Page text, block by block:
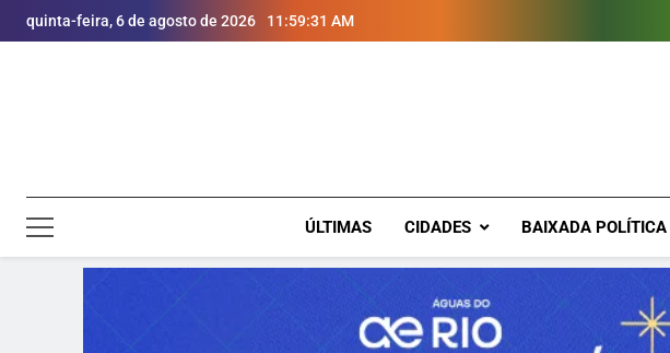
quinta-feira, 6 de agosto de 2026 11:59:32 AM
ÚLTIMAS CIDADES BAIXADA POLÍTICA